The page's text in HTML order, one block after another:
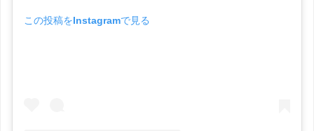
この投稿をInstagramで見る